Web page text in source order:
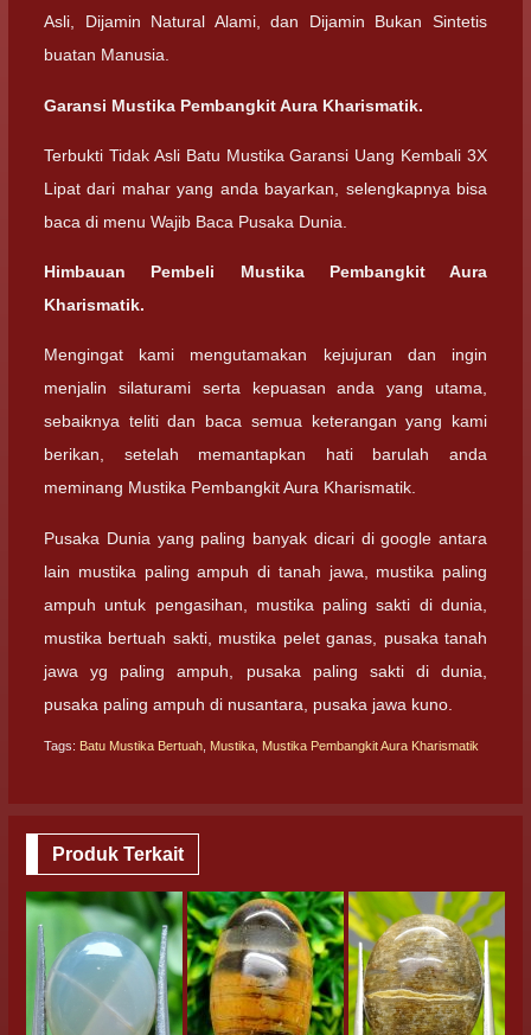
Asli, Dijamin Natural Alami, dan Dijamin Bukan Sintetis
buatan Manusia.
Garansi Mustika Pembangkit Aura Kharismatik.
Terbukti Tidak Asli Batu Mustika Garansi Uang Kembali 3X
Lipat dari mahar yang anda bayarkan, selengkapnya bisa
baca di menu Wajib Baca Pusaka Dunia.
Himbauan Pembeli Mustika Pembangkit Aura
Kharismatik.
Mengingat kami mengutamakan kejujuran dan ingin
menjalin silaturami serta kepuasan anda yang utama,
sebaiknya teliti dan baca semua keterangan yang kami
berikan, setelah memantapkan hati barulah anda
meminang Mustika Pembangkit Aura Kharismatik.
Pusaka Dunia yang paling banyak dicari di google antara
lain mustika paling ampuh di tanah jawa, mustika paling
ampuh untuk pengasihan, mustika paling sakti di dunia,
mustika bertuah sakti, mustika pelet ganas, pusaka tanah
jawa yg paling ampuh, pusaka paling sakti di dunia,
pusaka paling ampuh di nusantara, pusaka jawa kuno.
Tags: Batu Mustika Bertuah Mustika Mustika Pembangkit Aura Kharismatik
Produk Terkait